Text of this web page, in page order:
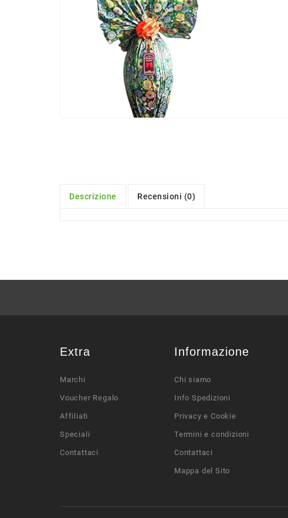
Descrizione Recensioni (0)
Extra
Marchi
Voucher Regalo
Affiliati
Speciali
Contattaci
Informazione
Chi siamo
Info Spedizioni
Privacy e Cookie
Termini e condizioni
Contattaci
Mappa del Sito